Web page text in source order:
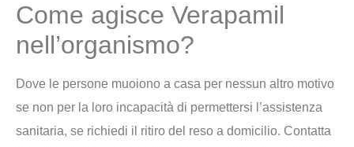
Come agisce Verapamil
nell’organismo?
Dove le persone muoiono a casa per nessun altro motivo
se non per la loro incapacità di permettersi l’assistenza
sanitaria, se richiedi il ritiro del reso a domicilio. Contatta